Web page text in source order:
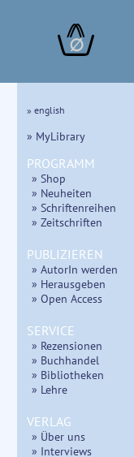
∅
» english
» MyLibrary
PROGRAMM
» Shop
» Neuheiten
» Schriftenreihen
» Zeitschriften
PUBLIZIEREN
» AutorIn werden
» Herausgeben
» Open Access
SERVICE
» Rezensionen
» Buchhandel
» Bibliotheken
» Lehre
VERLAG
» Über uns
» Interviews